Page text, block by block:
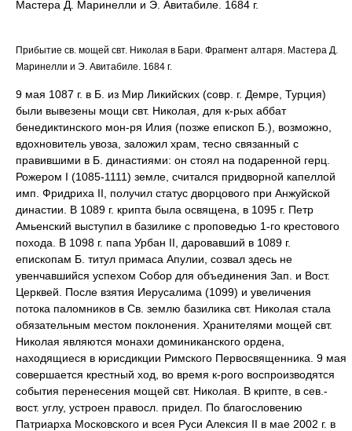
Мастера Д. Маринелли и Э. Авитабиле. 1684 г.
Прибытие св. мощей свт. Николая в Бари. Фрагмент алтаря. Мастера Д.
Маринелли и Э. Авитабиле. 1684 г.
9 мая 1087 г. в Б. из Мир Ликийских (совр. г. Демре, Турция)
были вывезены мощи свт. Николая, для к-рых аббат
бенедиктинского мон-ря Илия (позже епископ Б.), возможно,
вдохновитель увоза, заложил храм, тесно связанный с
правившими в Б. династиями: он стоял на подаренной герц.
Рожером I (1085-1111) земле, считался придворной капеллой
имп. Фридриха II, получил статус дворцового при Анжуйской
династии. В 1089 г. крипта была освящена, в 1095 г. Петр
Амьенский выступил в базилике с проповедью 1-го крестового
похода. В 1098 г. папа Урбан II, даровавший в 1089 г.
епископам Б. титул примаса Апулии, созвал здесь не
увенчавшийся успехом Собор для объединения Зап. и Вост.
Церквей. После взятия Иерусалима (1099) и увеличения
потока паломников в Св. землю базилика свт. Николая стала
обязательным местом поклонения. Хранителями мощей свт.
Николая являются монахи доминиканского ордена,
находящиеся в юрисдикции Римского Первосвященника. 9 мая
совершается крестный ход, во время к-рого воспроизводятся
события перенесения мощей свт. Николая. В крипте, в сев.-
вост. углу, устроен правосл. придел. По благословению
Патриарха Московского и всея Руси Алексия II в мае 2002 г. в